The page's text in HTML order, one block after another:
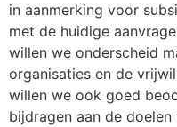
in aanmerking voor
met de huidige
willen we onderscheid
organisaties en de
willen we ook goed
bijdragen aan de